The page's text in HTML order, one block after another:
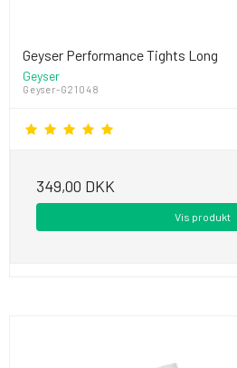
Geyser Performance Tights Long
Geyser
Geyser-G21048
349,00 DKK
Vis produkt